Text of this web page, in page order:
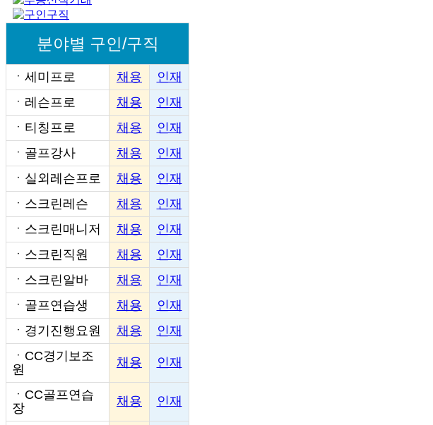
분야별 구인/구직
ㆍ 세미프로 채용
인재
ㆍ 레슨프로 채용
인재
ㆍ 티칭프로 채용
인재
ㆍ 골프강사 채용
인재
ㆍ 실외레슨프로 채용
인재
ㆍ 스크린레슨 채용
인재
ㆍ 스크린매니저 채용
인재
ㆍ 스크린직원 채용
인재
ㆍ 스크린알바 채용
인재
ㆍ 골프연습생 채용
인재
ㆍ 경기진행요원 채용
인재
ㆍ CC경기보조
원
채용 인재
ㆍ CC골프연습
장
채용 인재